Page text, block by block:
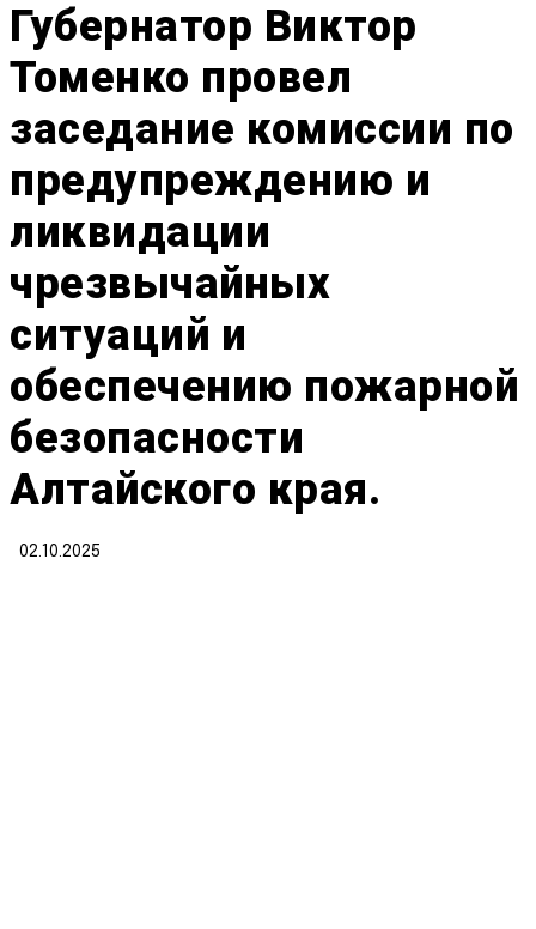
Губернатор Виктор
Томенко провел
заседание комиссии по
предупреждению и
ликвидации
чрезвычайных
ситуаций и
обеспечению пожарной
безопасности
Алтайского края.
02.10.2025